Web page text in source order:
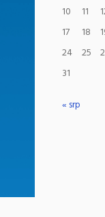
10
11
17
18
24
25
31
« srp